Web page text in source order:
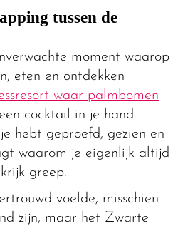
tussen de
moment waarop
eten en ontdekken
waar palmbomen
cocktail in je hand
hebt geproefd, gezien en
waarom je eigenlijk altijd
greep.
voelde, misschien
zijn, maar het Zwarte